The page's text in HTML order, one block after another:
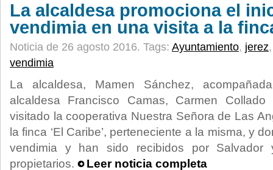
La alcaldesa promociona el
vendimia en una visita a la
Noticia de 26 agosto 2016. Tags: Ayuntamiento, jerez
vendimia
La alcaldesa, Mamen Sánchez,
alcaldesa Francisco Camas, Carmen
visitado la cooperativa Nuestra Señora de Las
la finca ‘El Caribe’, perteneciente a la misma, y
vendimia y han sido recibidos por Salvador
propietarios.
Leer noticia completa